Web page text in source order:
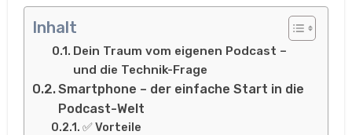
Inhalt
Dein Traum vom eigenen Podcast –
und die Technik-Frage
Smartphone – der einfache Start in die
Podcast-Welt
✅ Vorteile